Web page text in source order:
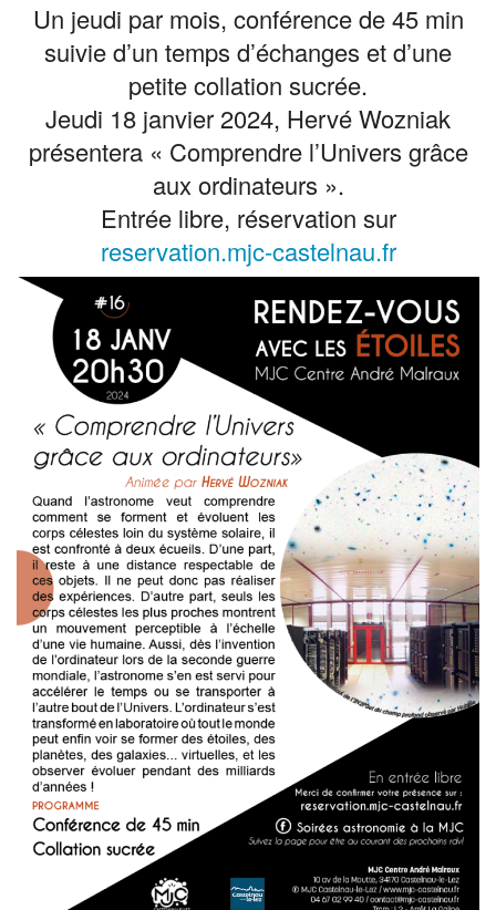
Un jeudi par mois, conférence de 45 min
suivie d’un temps d’échanges et d’une
petite collation sucrée.
Jeudi 18 janvier 2024, Hervé Wozniak
présentera « Comprendre l’Univers grâce
aux ordinateurs ».
Entrée libre, réservation sur
reservation.mjc-castelnau.fr